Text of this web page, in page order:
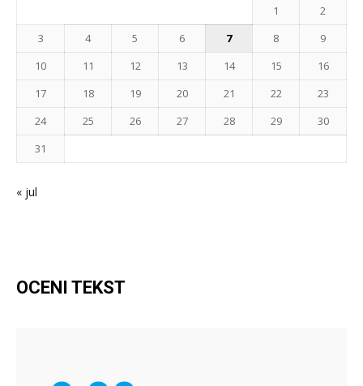
1
2
3
4 5 6 7 8
9
10
11 12 13 14 15
16
17
18 19 20 21 22
23
24
25 26 27 28 29
30
31
« jul
OCENI TEKST